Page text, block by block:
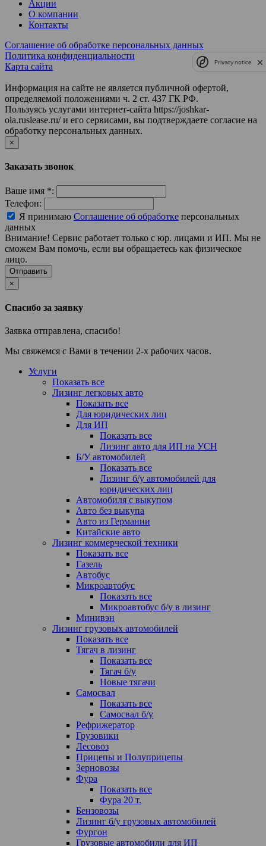
Акции
О компании
Контакты
Соглашение об обработке персональных данных
Политика конфиденциальности
Карта сайта
Информация на сайте не является публичной офертой,
определяемой положениями ч. 2 ст. 437 ГК РФ.
Пользуясь услугами интернет-сайта https://joshkar-
ola.ruslease.ru/ и его сервисами, вы подтверждаете согласие на
обработку персональных данных.
×
Заказать звонок
Ваше имя *:
Телефон:
Я принимаю Соглашение об обработке персональных
данных
Внимание! Сервис работает только с юр. лицами и ИП. Мы не
сможем Вам помочь, если вы обращаетесь как физическое
лицо.
Отправить
×
Спасибо за заявку
Заявка отправлена, спасибо!
Мы свяжемся с Вами в течении 2-х рабочих часов.
Услуги
Показать все
Лизинг легковых авто
Показать все
Для юридических лиц
Для ИП
Показать все
Лизинг авто для ИП на УСН
Б/У автомобилей
Показать все
Лизинг б/у автомобилей для
юридических лиц
Автомобиля с выкупом
Авто без выкупа
Авто из Германии
Китайские авто
Лизинг коммерческой техники
Показать все
Газель
Автобус
Микроавтобус
Показать все
Микроавтобус б/у в лизинг
Минивэн
Лизинг грузовых автомобилей
Показать все
Тягач в лизинг
Показать все
Тягач б/у
Новые тягачи
Самосвал
Показать все
Самосвал б/у
Рефрижератор
Грузовики
Лесовоз
Прицепы и Полуприцепы
Зерновозы
Фура
Показать все
Фура 20 т.
Бензовозы
Лизинг б/у грузовых автомобилей
Фургон
Грузовые автомобили для ИП
Privacy notice